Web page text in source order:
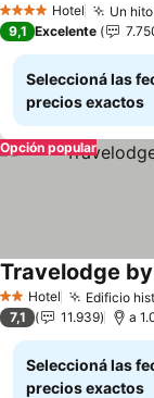
4 EstrellasHotel Un
9,1 Excelente
Seleccioná las
precios exactos
Opción popular
2 Estrellas
Hotel Edificio
Travelodge
7,1 11.939 a
Seleccioná las
precios exactos